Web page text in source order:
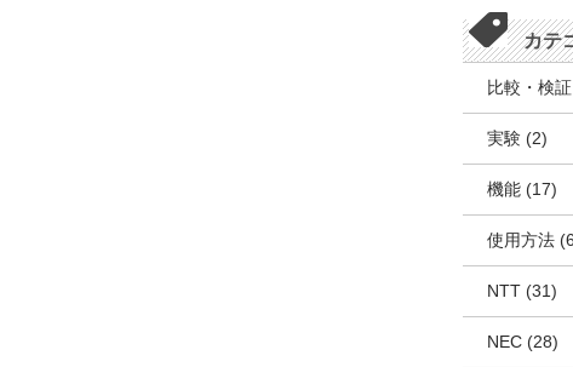
カテ
比較・検証
実験 (2)
機能 (17)
使用方法
NTT (31)
NEC (28)